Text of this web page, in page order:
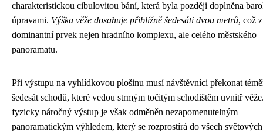
charakteristickou cibulovitou bání, která byla později doplněna
úpravami. Výška věže dosahuje přibližně šedesáti dvou metrů, což
dominantní prvek nejen hradního komplexu, ale celého městského
panoramatu.
Při výstupu na vyhlídkovou plošinu musí návštěvníci překonat
šedesát schodů, které vedou strmým točitým schodištěm uvnitř
fyzicky náročný výstup je však odměněn nezapomenutelným
panoramatickým výhledem, který se rozprostírá do všech